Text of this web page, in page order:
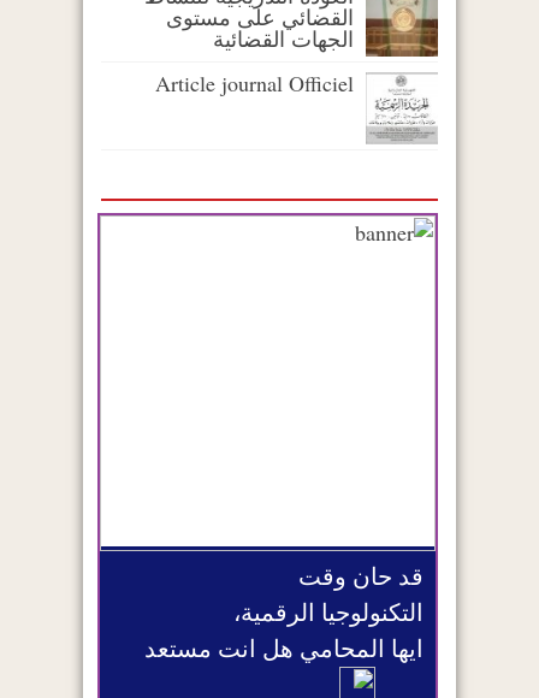
القضائي على مستوى
الجهات القضائية
Article journal Officiel
قد حان وقت
التكنولوجيا الرقمية،
ايها المحامي هل انت مستعد